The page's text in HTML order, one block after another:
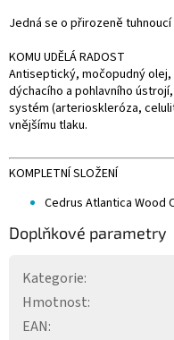
Jedná se o přirozeně
KOMU UDĚLÁ RADOST
Antiseptický, močopudný
dýchacího a pohlavního
systém (arterioskleróza,
vnějšímu tlaku.
KOMPLETNÍ SLOŽENÍ
Cedrus Atlantica Wood
Doplňkové parametry
Kategorie:
Hmotnost:
EAN: